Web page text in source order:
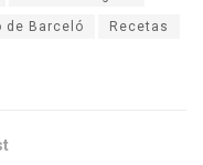
de Barceló Recetas